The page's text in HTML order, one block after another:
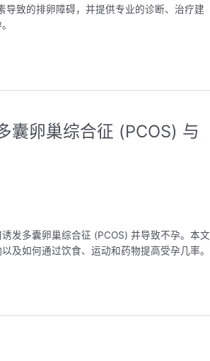
导致的排卵障碍，并提供专业的诊断、治疗建
囊卵巢综合征 (PCOS) 与
发多囊卵巢综合征 (PCOS) 并导致不孕。本文
及如何通过饮食、运动和药物提高受孕几率。